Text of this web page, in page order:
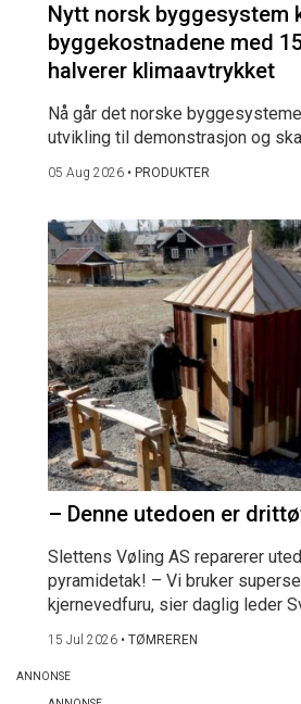
Nytt norsk byggesystem
byggekostnadene med
halverer klimaavtrykket
Nå går det norske
utvikling til demonstrasjon og
05 Aug 2026 • PRODUKTER
– Denne utedoen er
Slettens Vøling AS reparerer
pyramidetak! – Vi bruker
kjernevedfuru, sier daglig leder
15 Jul 2026 • TØMREREN